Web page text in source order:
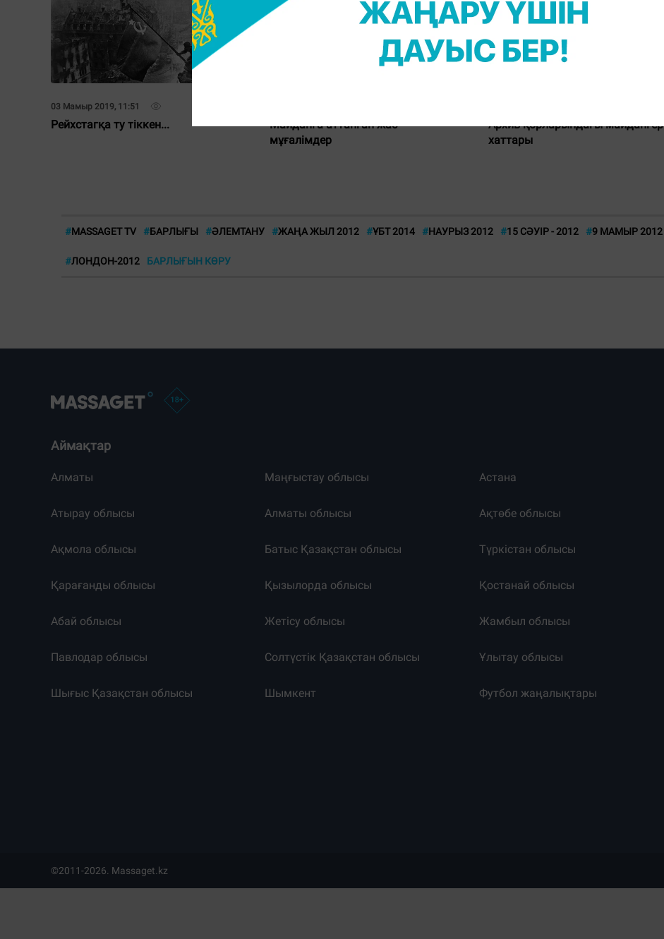
03 Мамыр 2019, 11:51
Рейхстагқа ту тіккен...
Майданға аттанған жас
мұғалімдер
Архив қорларындағы майдангер
хаттары
#MASSAGET TV #БАРЛЫҒЫ #ӘЛЕМТАНУ #ЖАҢА ЖЫЛ 2012 #ҰБТ 2014 #НАУРЫЗ 2012 #15 СӘУІР - 2012 #9 МАМЫР 2012
#ЛОНДОН-2012 БАРЛЫҒЫН КӨРУ
Аймақтар
Алматы Маңғыстау облысы Астана
Атырау облысы Алматы облысы Ақтөбе облысы
Ақмола облысы Батыс Қазақстан облысы Түркістан облысы
Қарағанды облысы Қызылорда облысы Қостанай облысы
Абай облысы Жетісу облысы Жамбыл облысы
Павлодар облысы Солтүстік Қазақстан облысы Ұлытау облысы
Шығыс Қазақстан облысы Шымкент Футбол жаңалықтары
©2011-2026. Massaget.kz